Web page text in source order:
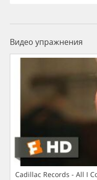
Видео упражнения
Cadillac Records - All I